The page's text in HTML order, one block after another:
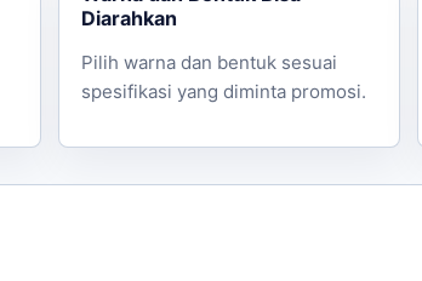
Diarahkan
Pilih warna dan bentuk sesuai
spesifikasi yang diminta promosi.